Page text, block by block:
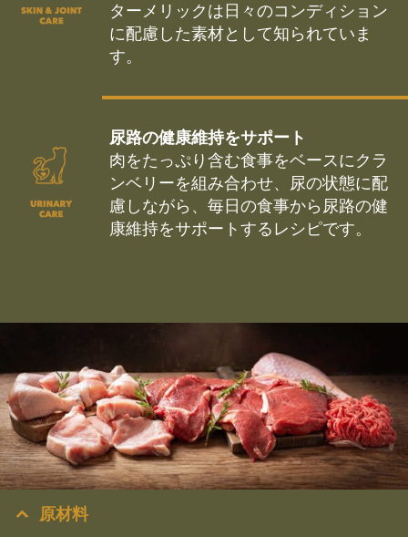
ターメリックは日々のコンディション
に配慮した素材として知られていま
す。
尿路の健康維持をサポート
肉をたっぷり含む食事をベースにクラ
ンベリーを組み合わせ、尿の状態に配
慮しながら、毎日の食事から尿路の健
康維持をサポートするレシピです。
原材料